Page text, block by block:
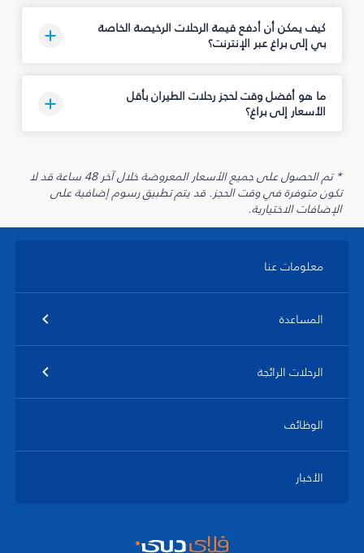
كيف يمكن أن أدفع قيمة الرحلات الرخيصة الخاصة
بي إلى براغ عبر الإنترنت؟
ما هو أفضل وقت لحجز رحلات الطيران بأقل
الأسعار إلى براغ؟
* تم الحصول على جميع الأسعار المعروضة خلال آخر 48 ساعة قد لا
تكون متوفرة في وقت الحجز. قد يتم تطبيق رسوم إضافية على
الإضافات الاختيارية.
معلومات عنا
المساعدة
الرحلات الرائجة
الوظائف
الأخبار